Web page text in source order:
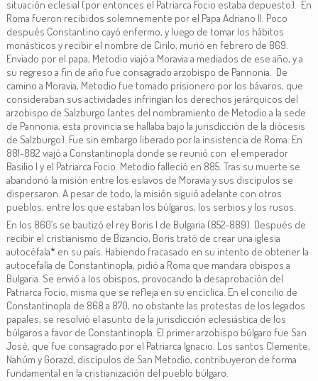
situación eclesial (por entonces el Patriarca Focio estaba depuesto). En
Roma fueron recibidos solemnemente por el Papa Adriano II. Poco
después Constantino cayó enfermo, y luego de tomar los hábitos
monásticos y recibir el nombre de Cirilo, murió en febrero de 869.
Enviado por el papa, Metodio viajó a Moravia a mediados de ese año, y a
su regreso a fin de año fue consagrado arzobispo de Pannonia. De
camino a Moravia, Metodio fue tomado prisionero por los bávaros, que
consideraban sus actividades infringían los derechos jerárquicos del
arzobispo de Salzburgo (antes del nombramiento de Metodio a la sede
de Pannonia, esta provincia se hallaba bajo la jurisdicción de la diócesis
de Salzburgo). Fue sin embargo liberado por la insistencia de Roma. En
881-882 viajó a Constantinopla donde se reunió con el emperador
Basilio I y el Patriarca Focio. Metodio falleció en 885. Tras su muerte se
abandonó la misión entre los eslavos de Moravia y sus discípulos se
dispersaron. A pesar de todo, la misión siguió adelante con otros
pueblos, entre los que estaban los búlgaros, los serbios y los rusos.
En los 860’s se bautizó el rey Boris I de Bulgaria (852-889). Después de
recibir el cristianismo de Bizancio, Boris trató de crear una iglesia
autocéfala*en su país. Habiendo fracasado en su intento de obtener la
autocefalía de Constantinopla, pidió a Roma que mandara obispos a
Bulgaria. Se envió a los obispos, provocando la desaprobación del
Patriarca Focio, misma que se refleja en su encíclica. En el concilio de
Constantinopla de 868 a 870, no obstante las protestas de los legados
papales, se resolvió el asunto de la jurisdicción eclesiástica de los
búlgaros a favor de Constantinopla. El primer arzobispo búlgaro fue San
José, que fue consagrado por el Patriarca Ignacio. Los santos Clemente,
Nahúm y Gorazd, discípulos de San Metodio, contribuyeron de forma
fundamental en la cristianización del pueblo búlgaro.